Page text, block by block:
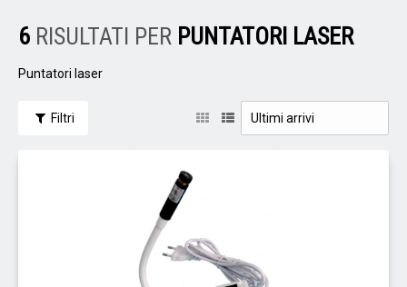
6 RISULTATI PER PUNTATORI LASER
Puntatori laser
Filtri